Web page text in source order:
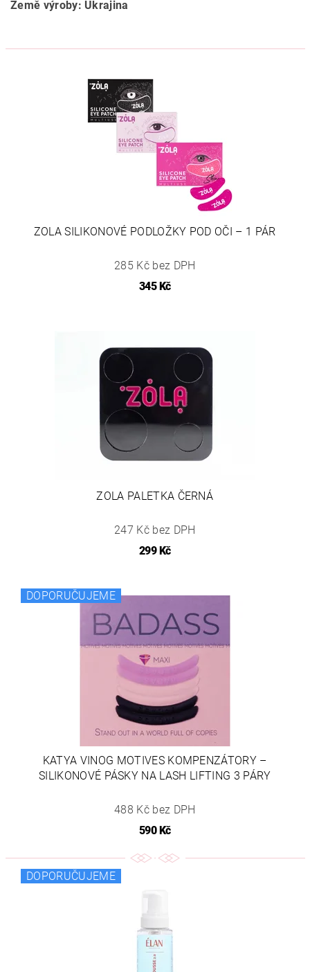
Země výroby: Ukrajina
ZOLA SILIKONOVÉ PODLOŽKY POD OČI – 1 PÁR
285 Kč bez DPH
345 Kč
ZOLA PALETKA ČERNÁ
247 Kč bez DPH
299 Kč
DOPORUČUJEME
KATYA VINOG MOTIVES KOMPENZÁTORY –
SILIKONOVÉ PÁSKY NA LASH LIFTING 3 PÁRY
488 Kč bez DPH
590 Kč
DOPORUČUJEME